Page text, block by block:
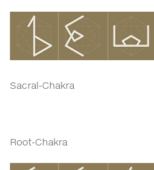
Sacral-Chakra
Root-Chakra